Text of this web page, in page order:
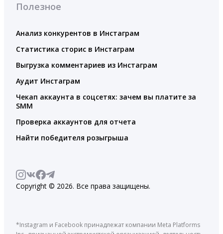
Полезное
Анализ конкурентов в Инстаграм
Статистика сторис в Инстаграм
Выгрузка комментариев из Инстаграм
Аудит Инстаграм
Чекап аккаунта в соцсетях: зачем вы платите за
SMM
Проверка аккаунтов для отчета
Найти победителя розыгрыша
Copyright © 2026. Все права защищены.
*Instagram и Facebook принадлежат компании Meta Platforms